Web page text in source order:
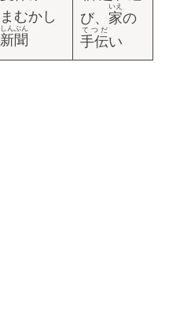
まむかし
新聞
しんぶん
び、 家
いえ
の
手伝
てつだ
い